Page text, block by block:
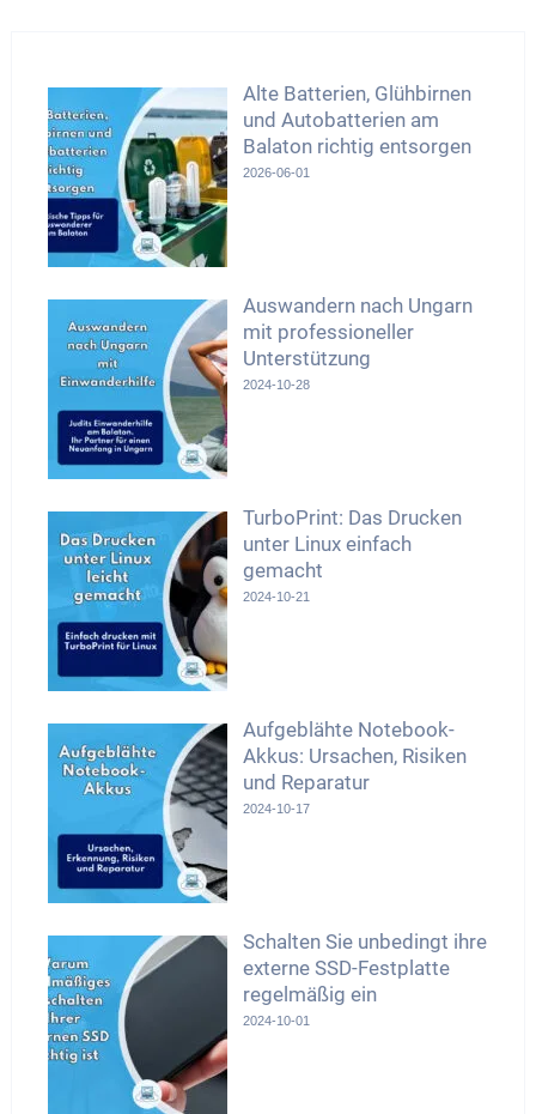
Alte Batterien, Glühbirnen
und Autobatterien am
Balaton richtig entsorgen
2026-06-01
Auswandern nach Ungarn
mit professioneller
Unterstützung
2024-10-28
TurboPrint: Das Drucken
unter Linux einfach
gemacht
2024-10-21
Aufgeblähte Notebook-
Akkus: Ursachen, Risiken
und Reparatur
2024-10-17
Schalten Sie unbedingt ihre
externe SSD-Festplatte
regelmäßig ein
2024-10-01